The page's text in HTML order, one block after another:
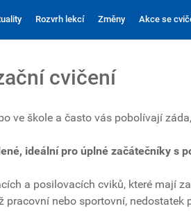
Rozvrh lekcí Změny Akce se
cvičení
ve škole a často vás pobolívají
ideální pro úplné začátečníky s
a posilovacích cviků, které mají
nebo sportovní,